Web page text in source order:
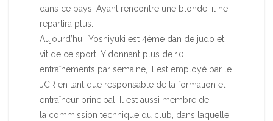
dans ce pays. Ayant rencontré une blonde, il ne
repartira plus.
Aujourd’hui, Yoshiyuki est 4ème dan de judo et
vit de ce sport. Y donnant plus de 10
entraînements par semaine, il est employé par le
JCR en tant que responsable de la formation et
entraîneur principal. Il est aussi membre de
la commission technique du club, dans laquelle